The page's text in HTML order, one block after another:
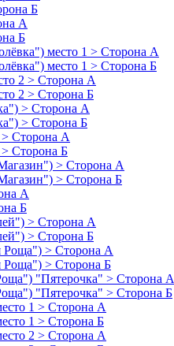
Б
А
Б
место 1 > Сторона А
место 1 > Сторона Б
2 > Сторона А
2 > Сторона Б
> Сторона А
> Сторона Б
Сторона А
Сторона Б
> Сторона А
> Сторона Б
А
Б
> Сторона А
> Сторона Б
Роща") > Сторона А
Роща") > Сторона Б
"Пятерочка" > Сторона А
"Пятерочка" > Сторона Б
1 > Сторона А
1 > Сторона Б
2 > Сторона А